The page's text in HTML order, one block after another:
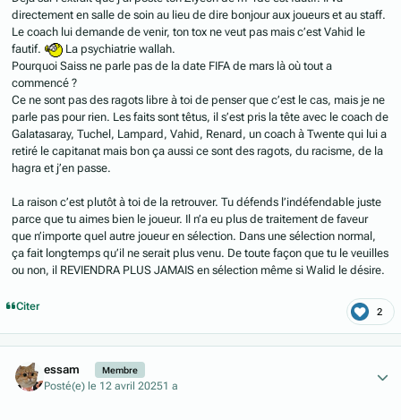
directement en salle de soin au lieu de dire bonjour aux joueurs et au staff.
Le coach lui demande de venir, ton tox ne veut pas mais c’est Vahid le
fautif.
La psychiatrie wallah.
Pourquoi Saiss ne parle pas de la date FIFA de mars là où tout a
commencé ?
Ce ne sont pas des ragots libre à toi de penser que c’est le cas, mais je ne
parle pas pour rien. Les faits sont têtus, il s’est pris la tête avec le coach de
Galatasaray, Tuchel, Lampard, Vahid, Renard, un coach à Twente qui lui a
retiré le capitanat mais bon ça aussi ce sont des ragots, du racisme, de la
hagra et j’en passe.
La raison c’est plutôt à toi de la retrouver. Tu défends l’indéfendable juste
parce que tu aimes bien le joueur. Il n’a eu plus de traitement de faveur
que n’importe quel autre joueur en sélection. Dans une sélection normal,
ça fait longtemps qu’il ne serait plus venu. De toute façon que tu le veuilles
ou non, il REVIENDRA PLUS JAMAIS en sélection même si Walid le désire.
Citer 2
essam Membre
Posté(e) le 12 avril 20251 a